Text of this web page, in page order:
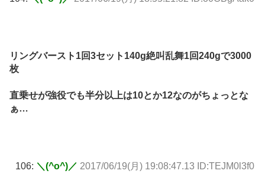
リングバースト1回3セット140g絶叫乱舞1回240gで3000
枚
直乗せが強役でも半分以上は10とか12なのがちょっとな
ぁ…
106: ＼(^o^)／ 2017/06/19(月) 19:08:47.13 ID:TEJM0l3f0